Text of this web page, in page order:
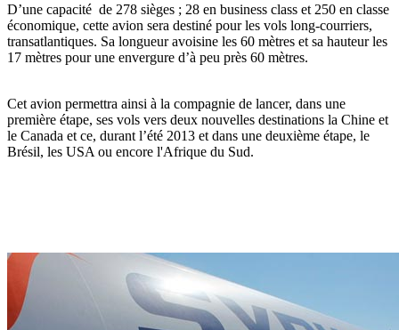
D’une capacité de 278 sièges ; 28 en business class et 250 en classe
économique, cette avion sera destiné pour les vols long-courriers,
transatlantiques. Sa longueur avoisine les 60 mètres et sa hauteur les
17 mètres pour une envergure d’à peu près 60 mètres.
Cet avion permettra ainsi à la compagnie de lancer, dans une
première étape, ses vols vers deux nouvelles destinations la Chine et
le Canada et ce, durant l’été 2013 et dans une deuxième étape, le
Brésil, les USA ou encore l'Afrique du Sud.